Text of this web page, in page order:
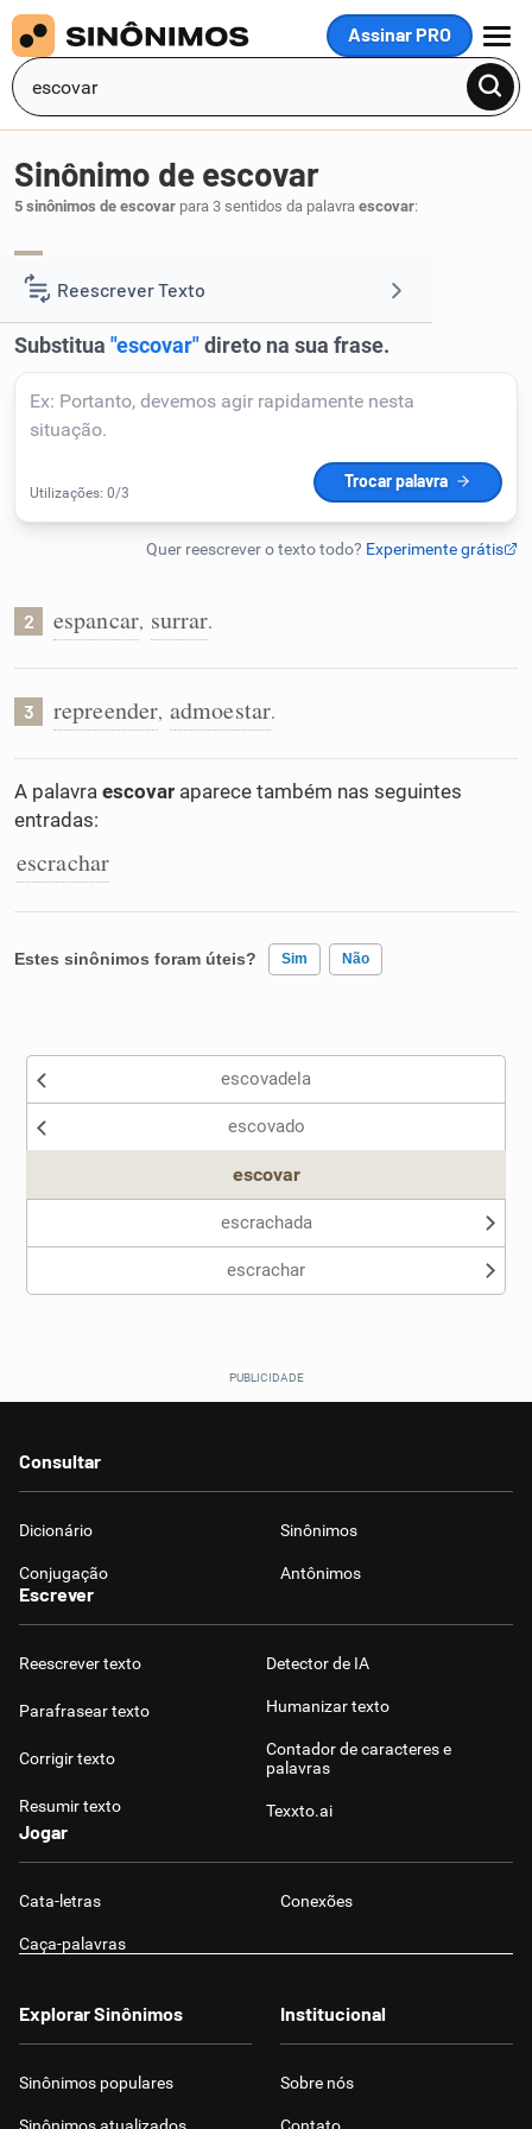
Assinar PRO
MENU
Reescrever Texto
Resumir Texto
Corrigir Texto
Detector de IA
Humanizador de IA
Conexões
Caça-palavras
Dicionário
Sinônimo de escovar
5 sinônimos de escovar para 3 sentidos da palavra escovar:
2 espancar, surrar.
3 repreender, admoestar.
A palavra escovar aparece também nas seguintes
entradas:
escrachar
Estes sinônimos foram úteis? Sim Não
Nenhum dos sinônimos apresentados me ajudou
escovadela
escovado
escovar
escrachada
escrachar
Consultar
Dicionário Sinônimos
Conjugação Antônimos
Escrever
Reescrever texto
Parafrasear texto
Corrigir texto
Resumir texto
Detector de IA
Humanizar texto
Contador de caracteres e
palavras
Texxto.ai
Jogar
Cata-letras Conexões
Caça-palavras
Explorar Sinônimos
Sinônimos populares
Institucional
Sobre nós